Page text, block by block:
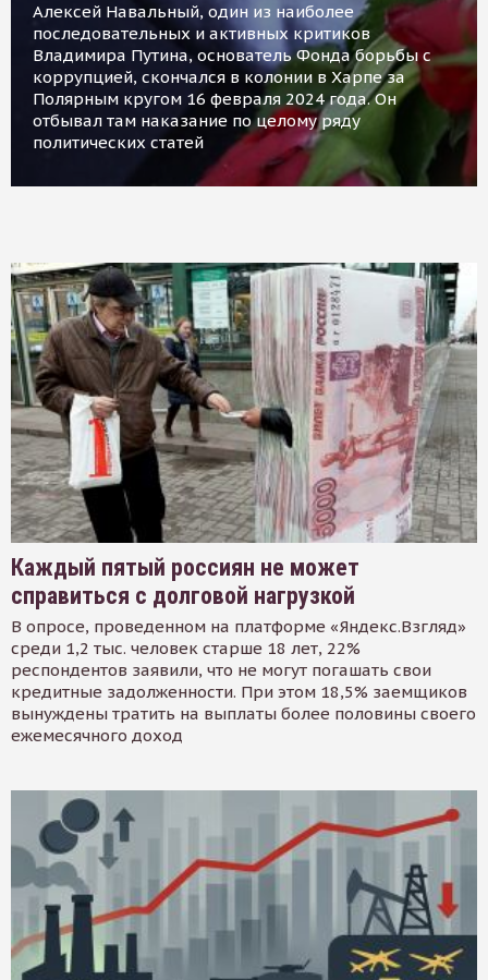
Алексей Навальный, один из наиболее
последовательных и активных критиков
Владимира Путина, основатель Фонда борьбы с
коррупцией, скончался в колонии в Харпе за
Полярным кругом 16 февраля 2024 года. Он
отбывал там наказание по целому ряду
политических статей
Каждый пятый россиян не может
справиться с долговой нагрузкой
В опросе, проведенном на платформе «Яндекс.Взгляд»
среди 1,2 тыс. человек старше 18 лет, 22%
респондентов заявили, что не могут погашать свои
кредитные задолженности. При этом 18,5% заемщиков
вынуждены тратить на выплаты более половины своего
ежемесячного доход